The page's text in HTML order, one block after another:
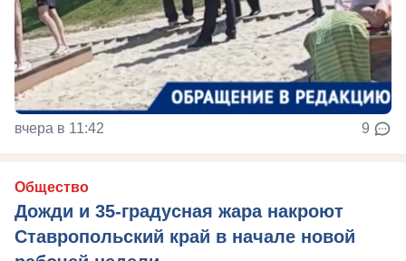
вчера в 11:42 9
Общество
Дожди и 35-градусная жара накроют
Ставропольский край в начале новой